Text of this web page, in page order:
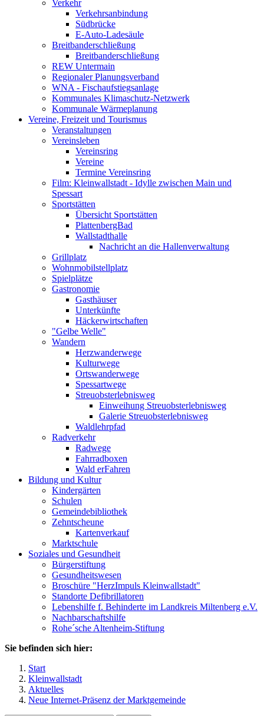
Verkehr
Verkehrsanbindung
Südbrücke
E-Auto-Ladesäule
Breitbanderschließung
Breitbanderschließung
REW Untermain
Regionaler Planungsverband
WNA - Fischaufstiegsanlage
Kommunales Klimaschutz-Netzwerk
Kommunale Wärmeplanung
Vereine, Freizeit und Tourismus
Veranstaltungen
Vereinsleben
Vereinsring
Vereine
Termine Vereinsring
Film: Kleinwallstadt - Idylle zwischen Main und
Spessart
Sportstätten
Übersicht Sportstätten
PlattenbergBad
Wallstadthalle
Nachricht an die Hallenverwaltung
Grillplatz
Wohnmobilstellplatz
Spielplätze
Gastronomie
Gasthäuser
Unterkünfte
Häckerwirtschaften
"Gelbe Welle"
Wandern
Herzwanderwege
Kulturwege
Ortswanderwege
Spessartwege
Streuobsterlebnisweg
Einweihung Streuobsterlebnisweg
Galerie Streuobsterlebnisweg
Waldlehrpfad
Radverkehr
Radwege
Fahrradboxen
Wald erFahren
Bildung und Kultur
Kindergärten
Schulen
Gemeindebibliothek
Zehntscheune
Kartenverkauf
Marktschule
Soziales und Gesundheit
Bürgerstiftung
Gesundheitswesen
Broschüre "HerzImpuls Kleinwallstadt"
Standorte Defibrillatoren
Lebenshilfe f. Behinderte im Landkreis Miltenberg e.V.
Nachbarschaftshilfe
Rohe´sche Altenheim-Stiftung
Sie befinden sich hier:
Start
Kleinwallstadt
Aktuelles
Neue Internet-Präsenz der Marktgemeinde